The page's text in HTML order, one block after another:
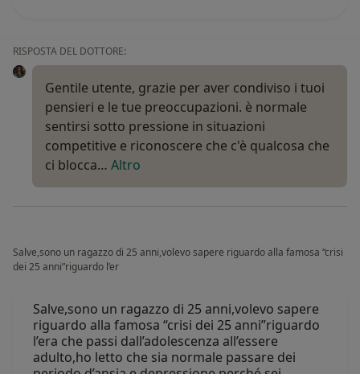
RISPOSTA DEL DOTTORE:
Gentile utente, grazie per aver condiviso i tuoi
pensieri e le tue preoccupazioni. è normale
sentirsi sotto pressione in situazioni
competitive e riconoscere che c'è qualcosa che
ci blocca… Altro
Salve,sono un ragazzo di 25 anni,volevo sapere riguardo alla famosa “crisi
dei 25 anni”riguardo l’er
Salve,sono un ragazzo di 25 anni,volevo sapere
riguardo alla famosa “crisi dei 25 anni”riguardo
l’era che passi dall’adolescenza all’essere
adulto,ho letto che sia normale passare dei